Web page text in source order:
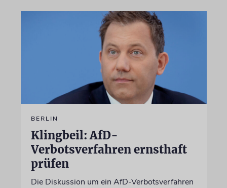
BERLIN
Klingbeil: AfD-
Verbotsverfahren ernsthaft
prüfen
Die Diskussion um ein AfD-Verbotsverfahren